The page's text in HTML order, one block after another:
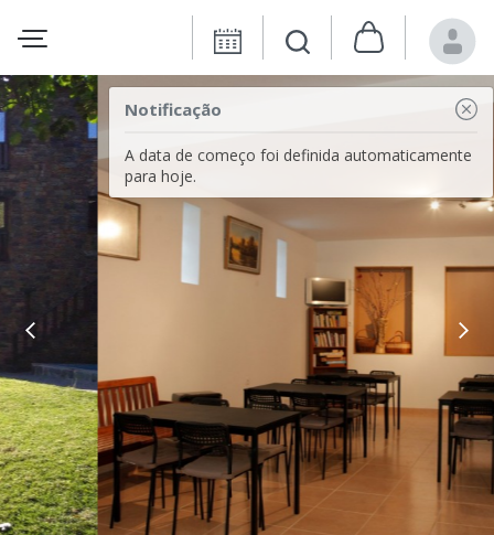
Notificação
A data de começo foi definida automaticamente
para hoje.